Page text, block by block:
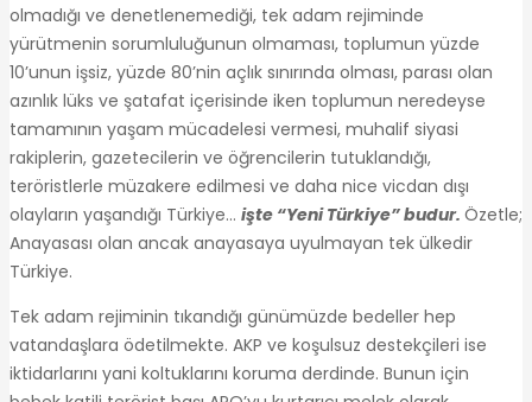
olmadığı ve denetlenemediği, tek adam rejiminde
yürütmenin sorumluluğunun olmaması, toplumun yüzde
10’unun işsiz, yüzde 80’nin açlık sınırında olması, parası olan
azınlık lüks ve şatafat içerisinde iken toplumun neredeyse
tamamının yaşam mücadelesi vermesi, muhalif siyasi
rakiplerin, gazetecilerin ve öğrencilerin tutuklandığı,
teröristlerle müzakere edilmesi ve daha nice vicdan dışı
olayların yaşandığı Türkiye… işte “Yeni Türkiye” budur. Özetle;
Anayasası olan ancak anayasaya uyulmayan tek ülkedir
Türkiye.
Tek adam rejiminin tıkandığı günümüzde bedeller hep
vatandaşlara ödetilmekte. AKP ve koşulsuz destekçileri ise
iktidarlarını yani koltuklarını koruma derdinde. Bunun için